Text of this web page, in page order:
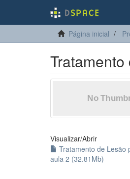
Página inicial
Visualizar/Abrir
Tratamento de Lesão
aula 2 (32.81Mb)